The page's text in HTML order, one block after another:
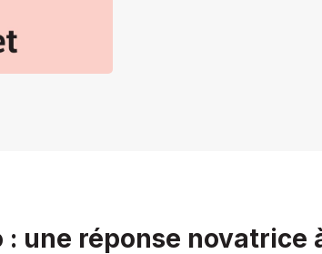
: une réponse novatrice